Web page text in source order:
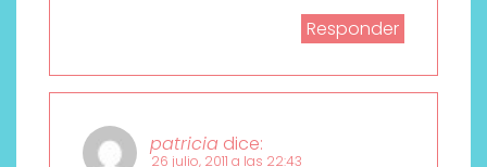
Responder
patricia dice:
26 julio, 2011 a las 22:43